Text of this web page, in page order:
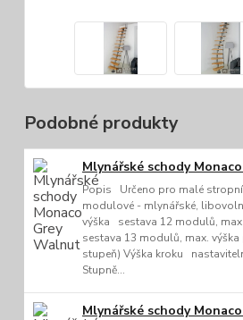
Podobné produkty
Mlynářské schody
Popis Určeno pro malé
modulové - mlynářské,
výška sestava 12 modulů,
sestava 13 modulů, max.
stupeň) Výška kroku
Stupně...
Mlynářské schody